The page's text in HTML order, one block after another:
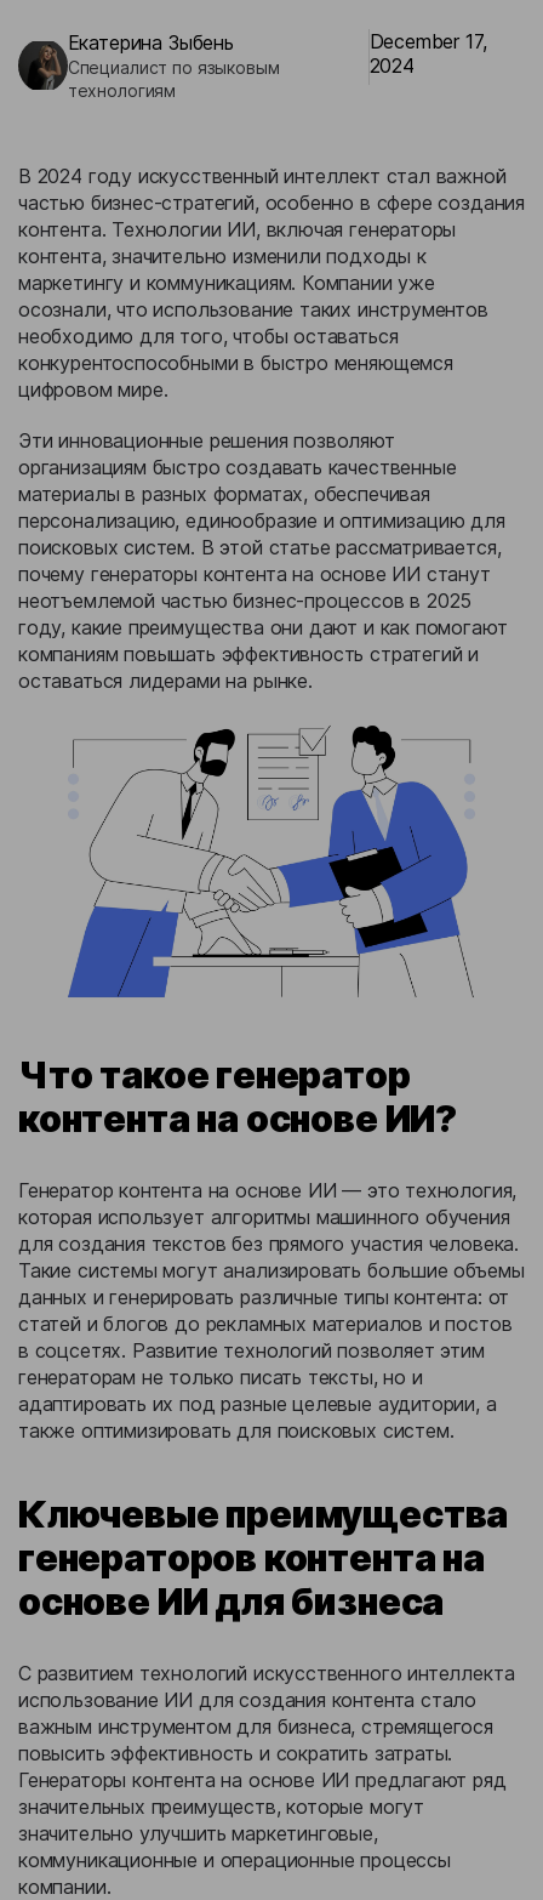
Екатерина Зыбень
Специалист по языковым
технологиям
December 17,
2024
В 2024 году искусственный интеллект стал важной
частью бизнес-стратегий, особенно в сфере создания
контента. Технологии ИИ, включая генераторы
контента, значительно изменили подходы к
маркетингу и коммуникациям. Компании уже
осознали, что использование таких инструментов
необходимо для того, чтобы оставаться
конкурентоспособными в быстро меняющемся
цифровом мире.
Эти инновационные решения позволяют
организациям быстро создавать качественные
материалы в разных форматах, обеспечивая
персонализацию, единообразие и оптимизацию для
поисковых систем. В этой статье рассматривается,
почему генераторы контента на основе ИИ станут
неотъемлемой частью бизнес-процессов в 2025
году, какие преимущества они дают и как помогают
компаниям повышать эффективность стратегий и
оставаться лидерами на рынке.
Что такое генератор
контента на основе ИИ?
Генератор контента на основе ИИ — это технология,
которая использует алгоритмы машинного обучения
для создания текстов без прямого участия человека.
Такие системы могут анализировать большие объемы
данных и генерировать различные типы контента: от
статей и блогов до рекламных материалов и постов
в соцсетях. Развитие технологий позволяет этим
генераторам не только писать тексты, но и
адаптировать их под разные целевые аудитории, а
также оптимизировать для поисковых систем.
Ключевые преимущества
генераторов контента на
основе ИИ для бизнеса
С развитием технологий искусственного интеллекта
использование ИИ для создания контента стало
важным инструментом для бизнеса, стремящегося
повысить эффективность и сократить затраты.
Генераторы контента на основе ИИ предлагают ряд
значительных преимуществ, которые могут
значительно улучшить маркетинговые,
коммуникационные и операционные процессы
компании.